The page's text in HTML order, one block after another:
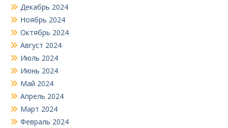
Декабрь 2024
Ноябрь 2024
Октябрь 2024
Август 2024
Июль 2024
Июнь 2024
Май 2024
Апрель 2024
Март 2024
Февраль 2024